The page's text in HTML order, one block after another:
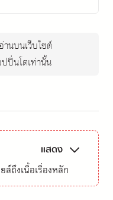
นบนเว็บไซต์
ปิ่นโตเท่านั้น
แสดง
ล์ถึงเนื้อเรื่องหลัก